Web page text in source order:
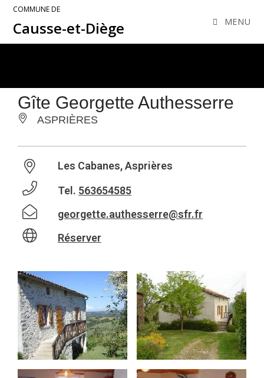
COMMUNE DE
Causse-et-Diège MENU
Gîte Georgette Authesserre
ASPRIÈRES
Les Cabanes, Asprières
Tel. 563654585
georgette.authesserre@sfr.fr
Réserver